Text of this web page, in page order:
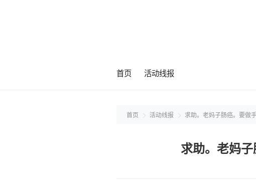
首页 活动线报
首页 活动线报 求助。老妈子肠癌。要做
求助。老妈子